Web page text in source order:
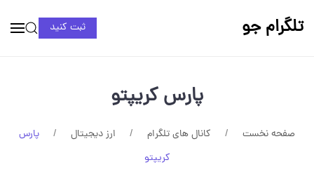
تلگرام جو ثبت کنید
پارس کریپتو
صفحه نخست کانال های تلگرام ارز دیجیتال
پارس
کریپتو